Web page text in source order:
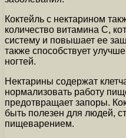
Коктейль с нектарином
количество витамина C,
систему и повышает ее
также способствует
ногтей.
Нектарины содержат
нормализовать работу
предотвращает запоры.
быть полезен для людей,
пищеварением.